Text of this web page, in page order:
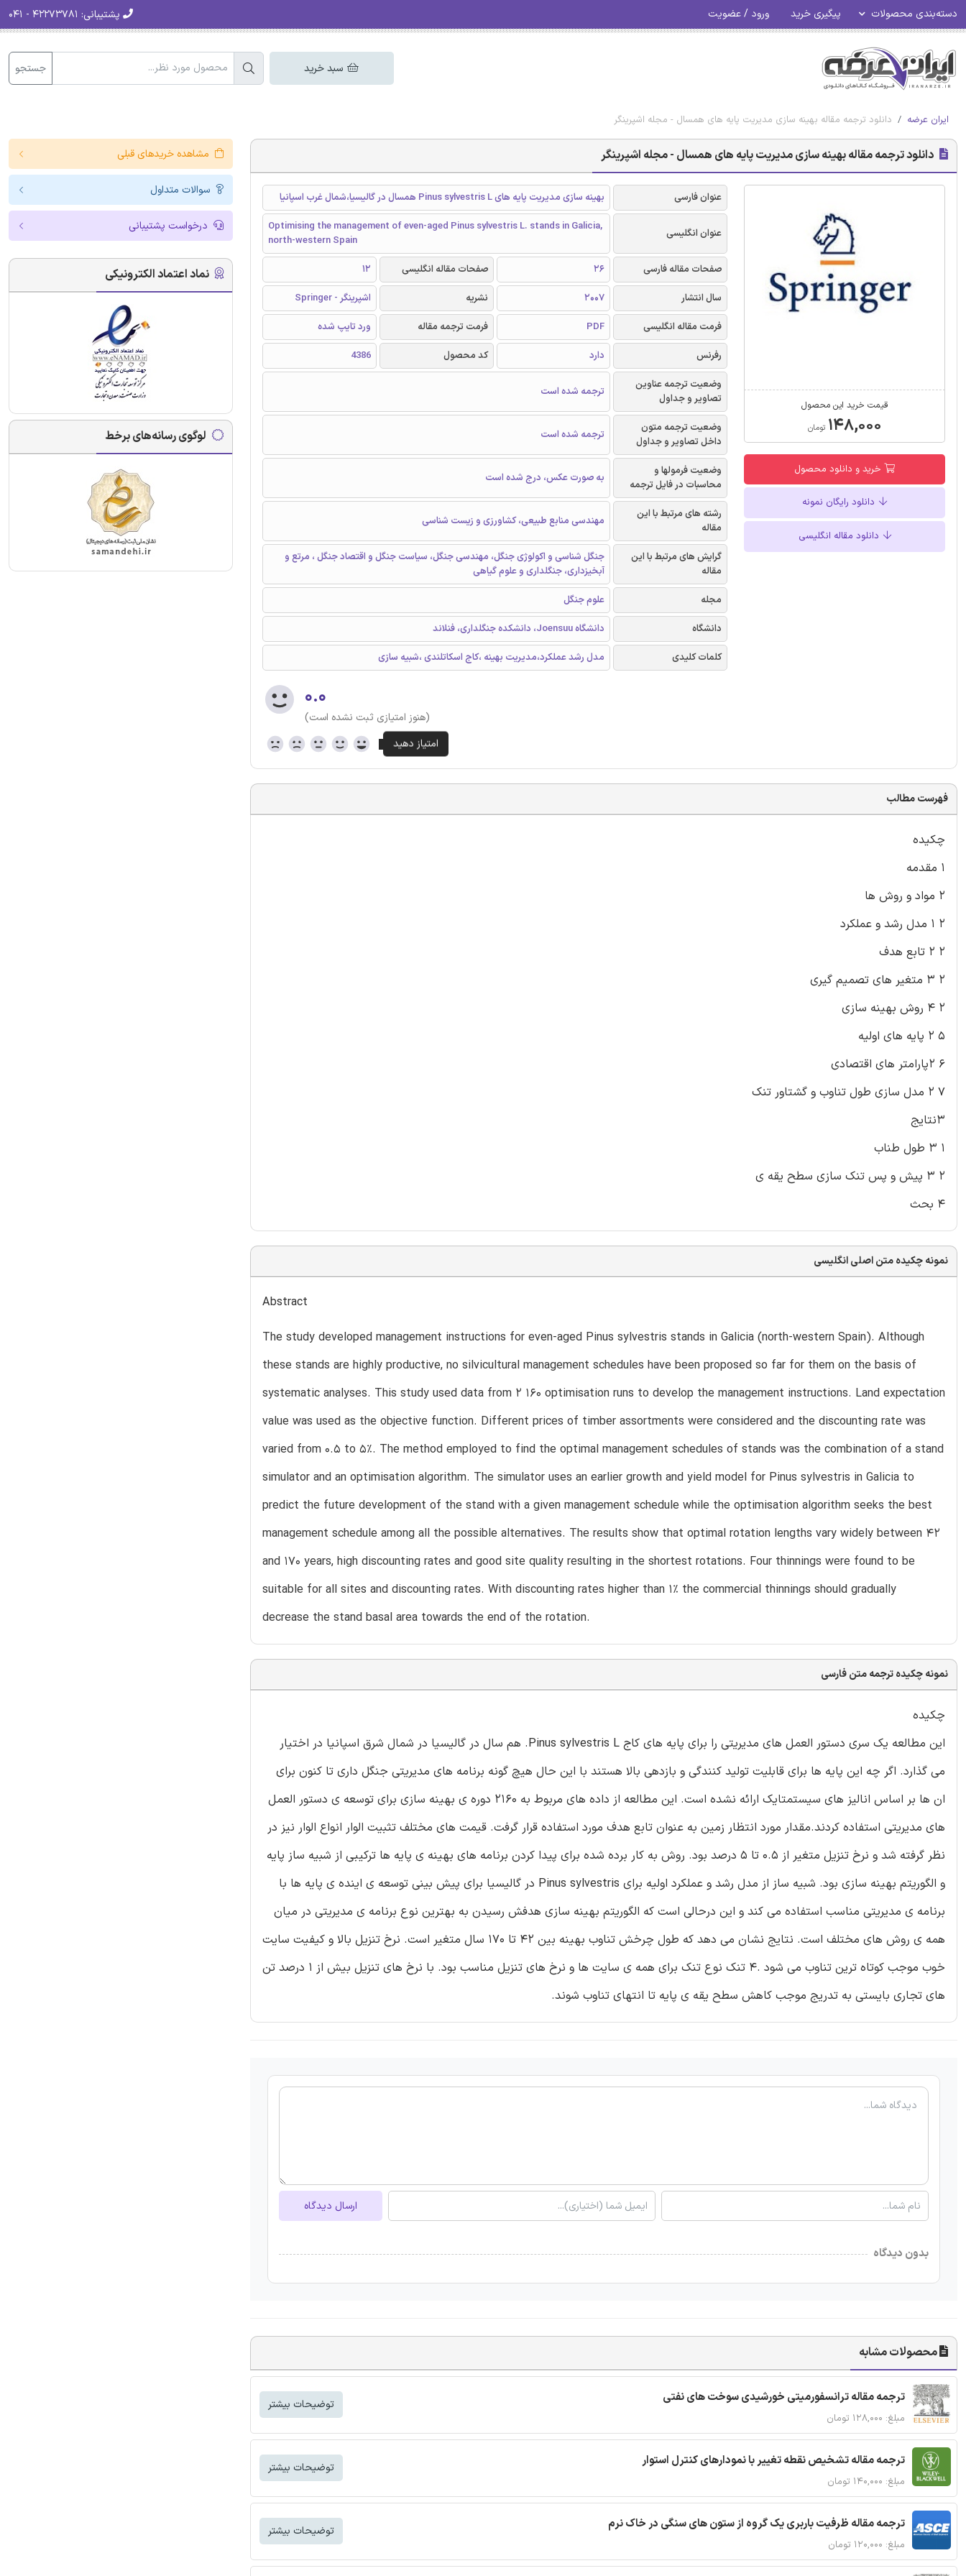
دسته‌بندی محصولات پیگیری خرید ورود / عضویت پشتیبانی:
سبد خرید جستجو
ایران عرضه دانلود ترجمه مقاله بهینه سازی مدیریت پایه های همسال - مجله اشپرینگر
دانلود ترجمه مقاله بهینه سازی مدیریت پایه های همسال - مجله اشپرینگر
قیمت خرید این محصول
۱۴۸,۰۰۰ تومان
خرید و دانلود محصول
دانلود رایگان نمونه
دانلود مقاله انگلیسی
عنوان فارسی بهینه سازی مدیریت پایه های Pinus sylvestris L همسال در گالیسیا،شمال غرب اسپانیا
عنوان انگلیسی
Optimising the management of even-aged Pinus sylvestris L. stands in Galicia,
north-western Spain
صفحات مقاله فارسی
26 صفحات مقاله انگلیسی
12
سال انتشار
2007 نشریه
اشپرینگر - Springer
فرمت مقاله انگلیسی
PDF فرمت ترجمه مقاله
ورد تایپ شده
رفرنس
دارد کد محصول
4386
وضعیت ترجمه عناوین
تصاویر و جداول
ترجمه شده است
وضعیت ترجمه متون
داخل تصاویر و جداول
ترجمه شده است
وضعیت فرمولها و
محاسبات در فایل ترجمه
به صورت عکس، درج شده است
رشته های مرتبط با این
مقاله
مهندسی منابع طبیعی، کشاورزی و زیست شناسی
گرایش های مرتبط با این
مقاله
جنگل شناسی و اکولوژی جنگل، مهندسی جنگل، سیاست جنگل و اقتصاد جنگل ، مرتع و
آبخیزداری، جنگلداری و علوم گیاهی
مجله
علوم جنگل
دانشگاه
دانشگاه Joensuu، دانشکده جنگلداری، فنلاند
کلمات کلیدی
مدل رشد عملکرد،مدیریت بهینه ،کاج اسکاتلندی ،شبیه سازی
۰.۰
(هنوز امتیازی ثبت نشده است)
فهرست مطالب
چکیده
۱ مقدمه
۲ مواد و روش ها
۲ ۱ مدل رشد و عملکرد
۲ ۲ تابع هدف
۲ ۳ متغیر های تصمیم گیری
۲ ۴ روش بهینه سازی
۵ ۲ پایه های اولیه
۶ ۲پارامتر های اقتصادی
۷ ۲ مدل سازی طول تناوب و گشتاور تنک
۳نتایج
۱ ۳ طول طناب
۲ ۳ پیش و پس تنک سازی سطح یقه ی
۴ بحث
نمونه چکیده متن اصلی انگلیسی
Abstract
The study developed management instructions for even-aged Pinus sylvestris stands in Galicia (north-western Spain). Although
these stands are highly productive, no silvicultural management schedules have been proposed so far for them on the basis of
systematic analyses. This study used data from 2 160 optimisation runs to develop the management instructions. Land expectation
value was used as the objective function. Different prices of timber assortments were considered and the discounting rate was
varied from 0.5 to 5%. The method employed to find the optimal management schedules of stands was the combination of a stand
simulator and an optimisation algorithm. The simulator uses an earlier growth and yield model for Pinus sylvestris in Galicia to
predict the future development of the stand with a given management schedule while the optimisation algorithm seeks the best
management schedule among all the possible alternatives. The results show that optimal rotation lengths vary widely between 42
and 170 years, high discounting rates and good site quality resulting in the shortest rotations. Four thinnings were found to be
suitable for all sites and discounting rates. With discounting rates higher than 1% the commercial thinnings should gradually
decrease the stand basal area towards the end of the rotation.
نمونه چکیده ترجمه متن فارسی
چکیده
این مطالعه یک سری دستور العمل های مدیریتی را برای پایه های کاج Pinus sylvestris L. هم سال در گالیسیا در شمال شرق اسپانیا در اختیار
می گذارد. اگر چه این پایه ها برای قابلیت تولید کنندگی و بازدهی بالا هستند با این حال هیچ گونه برنامه های مدیریتی جنگل داری تا کنون برای
ان ها بر اساس انالیز های سیستمتایک ارائه نشده است. این مطالعه از داده های مربوط به 2160 دوره ی بهینه سازی برای توسعه ی دستور العمل
های مدیریتی استفاده کردند.مقدار مورد انتظار زمین به عنوان تابع هدف مورد استفاده قرار گرفت. قیمت های مختلف تثبیت الوار انواع الوار نیز در
نظر گرفته شد و نرخ تنزیل متغیر از 0.5 تا 5 درصد بود. روش به کار برده شده برای پیدا کردن برنامه های بهینه ی پایه ها ترکیبی از شبیه ساز پایه
و الگوریتم بهینه سازی بود. شبیه ساز از مدل رشد و عملکرد اولیه برای Pinus sylvestris در گالیسیا برای پیش بینی توسعه ی اینده ی پایه ها با
برنامه ی مدیریتی مناسب استفاده می کند و این درحالی است که الگوریتم بهینه سازی هدفش رسیدن به بهترین نوع برنامه ی مدیریتی در میان
همه ی روش های مختلف است. نتایج نشان می دهد که طول چرخش تناوب بهینه بین 42 تا 170 سال متغیر است. نرخ تنزیل بالا و کیفیت سایت
خوب موجب کوتاه ترین تناوب می شود .4 تنک نوع تنک برای همه ی سایت ها و نرخ های تنزیل مناسب بود. با نرخ های تنزیل بیش از 1 درصد تن
های تجاری بایستی به تدریج موجب کاهش سطح یقه ی پایه تا انتهای تناوب شوند.
ارسال دیدگاه
بدون دیدگاه
محصولات مشابه
ترجمه مقاله ترانسفورمیتی خورشیدی سوخت های نفتی
مبلغ: ۱۲۸,۰۰۰ تومان
توضیحات بیشتر
ترجمه مقاله تشخیص نقطه تغییر با نمودارهای کنترل استوار
مبلغ: ۱۴۰,۰۰۰ تومان
توضیحات بیشتر
ترجمه مقاله ظرفیت باربری یک گروه از ستون های سنگی در خاک نرم
مبلغ: ۱۲۰,۰۰۰ تومان
توضیحات بیشتر
مشاهده خریدهای قبلی
سوالات متداول
درخواست پشتیبانی
نماد اعتماد الکترونیکی
لوگوی رسانه‌های برخط